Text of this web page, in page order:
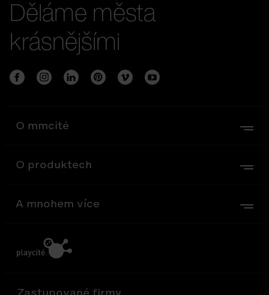
Děláme města
krásnějšími
O mmcité
O produktech
A mnohem více